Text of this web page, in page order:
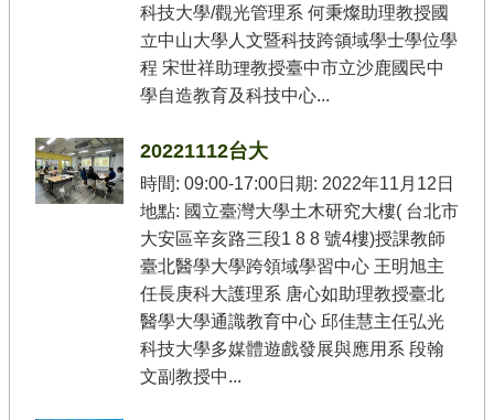
科技大學/觀光管理系 何秉燦助理教授國
立中山大學人文暨科技跨領域學士學位學
程 宋世祥助理教授臺中市立沙鹿國民中
學自造教育及科技中心...
20221112台大
時間: 09:00-17:00日期: 2022年11月12日
地點: 國立臺灣大學土木研究大樓( 台北市
大安區辛亥路三段1 8 8 號4樓)授課教師
臺北醫學大學跨領域學習中心 王明旭主
任長庚科大護理系 唐心如助理教授臺北
醫學大學通識教育中心 邱佳慧主任弘光
科技大學多媒體遊戲發展與應用系 段翰
文副教授中...